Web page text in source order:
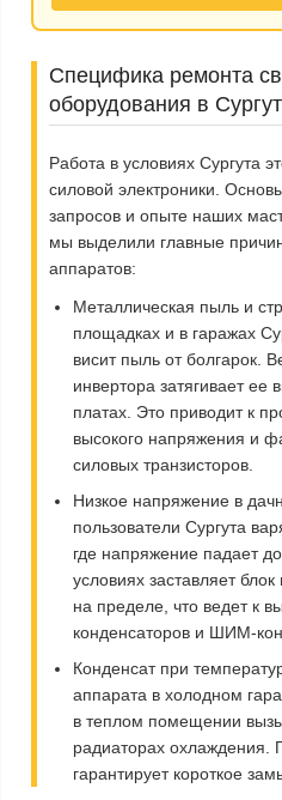
Специфика ремонта
оборудования в
Работа в условиях Сургута
силовой электроники.
запросов и опыте наших
мы выделили главные
аппаратов:
Металлическая пыль и
площадках и в гаражах
висит пыль от болгарок.
инвертора затягивает ее
платах. Это приводит к
высокого напряжения и
силовых транзисторов.
Низкое напряжение в
пользователи Сургута
где напряжение падает
условиях заставляет
на пределе, что ведет к
конденсаторов и ШИМ-
Конденсат при
аппарата в холодном
в теплом помещении
радиаторах охлаждения.
гарантирует короткое